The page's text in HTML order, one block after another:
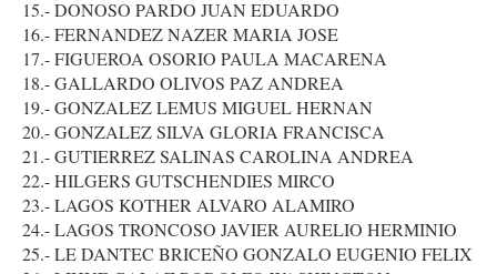
15.- DONOSO PARDO JUAN EDUARDO
16.- FERNANDEZ NAZER MARIA JOSE
17.- FIGUEROA OSORIO PAULA MACARENA
18.- GALLARDO OLIVOS PAZ ANDREA
19.- GONZALEZ LEMUS MIGUEL HERNAN
20.- GONZALEZ SILVA GLORIA FRANCISCA
21.- GUTIERREZ SALINAS CAROLINA ANDREA
22.- HILGERS GUTSCHENDIES MIRCO
23.- LAGOS KOTHER ALVARO ALAMIRO
24.- LAGOS TRONCOSO JAVIER AURELIO HERMINIO
25.- LE DANTEC BRICEÑO GONZALO EUGENIO FELIX